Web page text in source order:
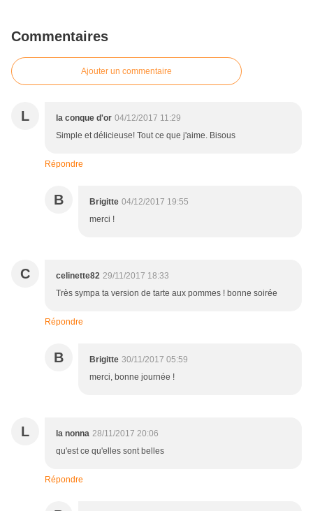
Commentaires
Ajouter un commentaire
L la conque d'or 04/12/2017 11:29
Simple et délicieuse! Tout ce que j'aime. Bisous
Répondre
B Brigitte 04/12/2017 19:55
merci !
C celinette82 29/11/2017 18:33
Très sympa ta version de tarte aux pommes ! bonne soirée
Répondre
B Brigitte 30/11/2017 05:59
merci, bonne journée !
L la nonna 28/11/2017 20:06
qu'est ce qu'elles sont belles
Répondre